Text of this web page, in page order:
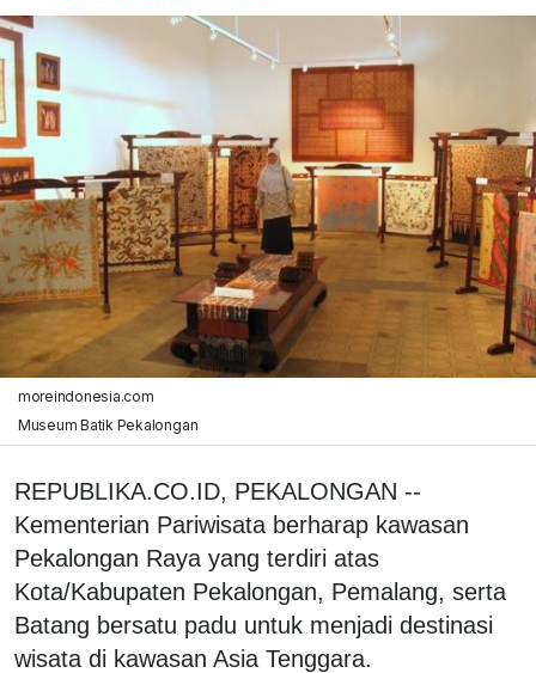
moreindonesia.com
Museum Batik Pekalongan
REPUBLIKA.CO.ID, PEKALONGAN --
Kementerian Pariwisata berharap kawasan
Pekalongan Raya yang terdiri atas
Kota/Kabupaten Pekalongan, Pemalang, serta
Batang bersatu padu untuk menjadi destinasi
wisata di kawasan Asia Tenggara.